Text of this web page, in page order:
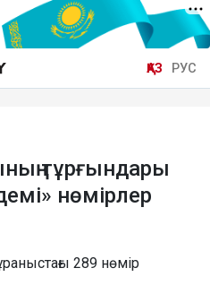
ҚАЗ РУС
тұрғындары
нөмірлер
289 нөмір